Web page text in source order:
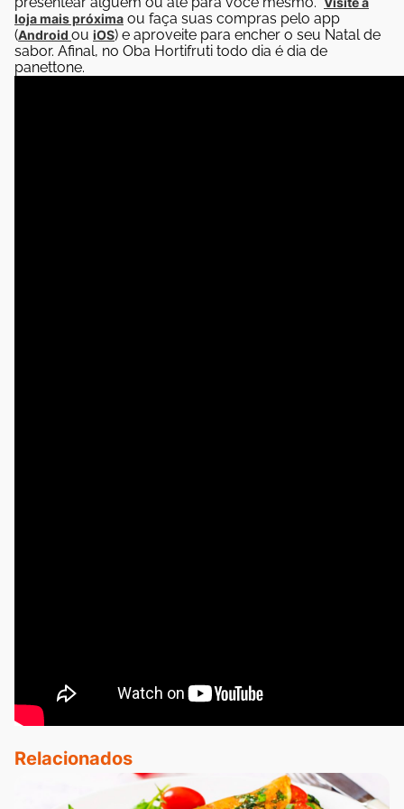
loja mais próxima ou faça suas compras pelo app
(Android ou iOS) e aproveite para encher o seu Natal de
sabor. Afinal, no Oba Hortifruti todo dia é dia de
panettone.
Relacionados